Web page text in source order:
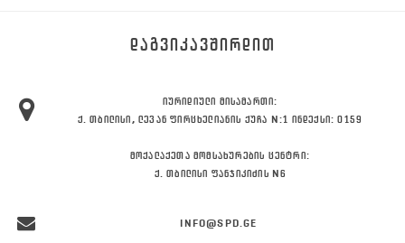
ᲓᲐᲒᲕᲘᲙᲐᲕᲨᲘᲠᲓᲘᲗ
ᲘᲣᲠᲘᲓᲘᲣᲚᲘ ᲛᲘᲡᲐᲛᲐᲠᲗᲘ:
Ქ. ᲗᲑᲘᲚᲘᲡᲘ, ᲚᲔᲕᲐᲜ ᲤᲘᲠᲪᲮᲔᲚᲘᲐᲜᲘᲡ ᲥᲣᲩᲐ N:1 ᲘᲜᲓᲔᲥᲡᲘ: 0159
ᲛᲝᲥᲐᲚᲐᲥᲔᲗᲐ ᲛᲝᲛᲡᲐᲮᲣᲠᲔᲑᲘᲡ ᲪᲔᲜᲢᲠᲘ:
Ქ. ᲗᲑᲘᲚᲘᲡᲘ ᲤᲐᲜᲯᲘᲙᲘᲫᲘᲡ N6
INFO@SPD.GE